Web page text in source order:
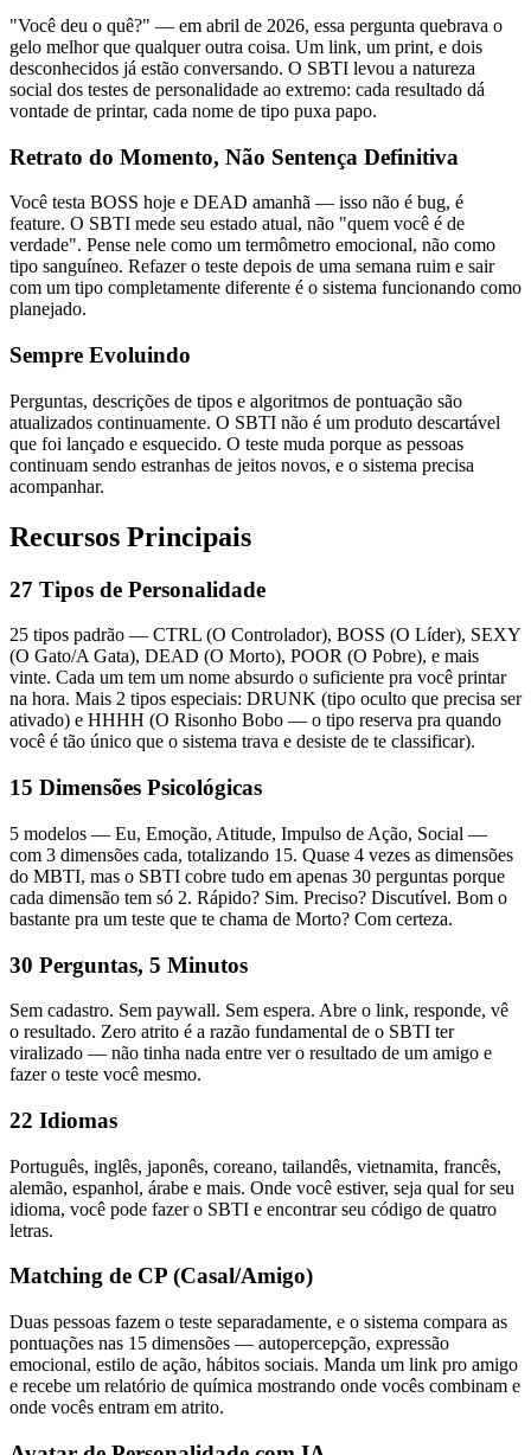
"Você deu o quê?" — em abril de 2026, essa pergunta quebrava o
gelo melhor que qualquer outra coisa. Um link, um print, e dois
desconhecidos já estão conversando. O SBTI levou a natureza
social dos testes de personalidade ao extremo: cada resultado dá
vontade de printar, cada nome de tipo puxa papo.
Retrato do Momento, Não Sentença Definitiva
Você testa BOSS hoje e DEAD amanhã — isso não é bug, é
feature. O SBTI mede seu estado atual, não "quem você é de
verdade". Pense nele como um termômetro emocional, não como
tipo sanguíneo. Refazer o teste depois de uma semana ruim e sair
com um tipo completamente diferente é o sistema funcionando como
planejado.
Sempre Evoluindo
Perguntas, descrições de tipos e algoritmos de pontuação são
atualizados continuamente. O SBTI não é um produto descartável
que foi lançado e esquecido. O teste muda porque as pessoas
continuam sendo estranhas de jeitos novos, e o sistema precisa
acompanhar.
Recursos Principais
27 Tipos de Personalidade
25 tipos padrão — CTRL (O Controlador), BOSS (O Líder), SEXY
(O Gato/A Gata), DEAD (O Morto), POOR (O Pobre), e mais
vinte. Cada um tem um nome absurdo o suficiente pra você printar
na hora. Mais 2 tipos especiais: DRUNK (tipo oculto que precisa ser
ativado) e HHHH (O Risonho Bobo — o tipo reserva pra quando
você é tão único que o sistema trava e desiste de te classificar).
15 Dimensões Psicológicas
5 modelos — Eu, Emoção, Atitude, Impulso de Ação, Social —
com 3 dimensões cada, totalizando 15. Quase 4 vezes as dimensões
do MBTI, mas o SBTI cobre tudo em apenas 30 perguntas porque
cada dimensão tem só 2. Rápido? Sim. Preciso? Discutível. Bom o
bastante pra um teste que te chama de Morto? Com certeza.
30 Perguntas, 5 Minutos
Sem cadastro. Sem paywall. Sem espera. Abre o link, responde, vê
o resultado. Zero atrito é a razão fundamental de o SBTI ter
viralizado — não tinha nada entre ver o resultado de um amigo e
fazer o teste você mesmo.
22 Idiomas
Português, inglês, japonês, coreano, tailandês, vietnamita, francês,
alemão, espanhol, árabe e mais. Onde você estiver, seja qual for seu
idioma, você pode fazer o SBTI e encontrar seu código de quatro
letras.
Matching de CP (Casal/Amigo)
Duas pessoas fazem o teste separadamente, e o sistema compara as
pontuações nas 15 dimensões — autopercepção, expressão
emocional, estilo de ação, hábitos sociais. Manda um link pro amigo
e recebe um relatório de química mostrando onde vocês combinam e
onde vocês entram em atrito.